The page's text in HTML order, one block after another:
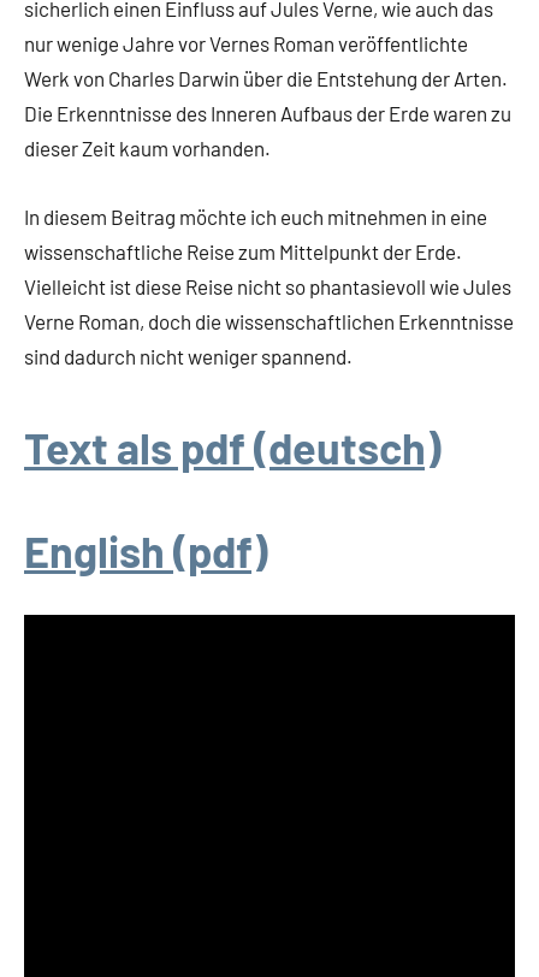
sicherlich einen Einfluss auf Jules Verne, wie auch das
nur wenige Jahre vor Vernes Roman veröffentlichte
Werk von Charles Darwin über die Entstehung der Arten.
Die Erkenntnisse des Inneren Aufbaus der Erde waren zu
dieser Zeit kaum vorhanden.
In diesem Beitrag möchte ich euch mitnehmen in eine
wissenschaftliche Reise zum Mittelpunkt der Erde.
Vielleicht ist diese Reise nicht so phantasievoll wie Jules
Verne Roman, doch die wissenschaftlichen Erkenntnisse
sind dadurch nicht weniger spannend.
Text als pdf (deutsch)
English (pdf)